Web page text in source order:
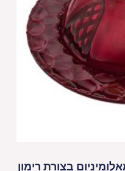
בצורת רימון